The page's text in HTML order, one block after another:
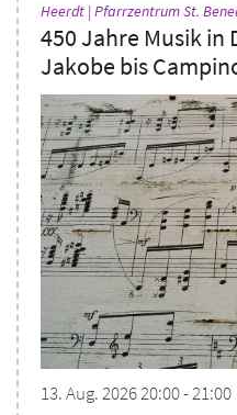
Heerdt | Pfarrzentrum St.
450 Jahre Musik in
Jakobe bis
13. Aug. 2026 20:00 - 21:00